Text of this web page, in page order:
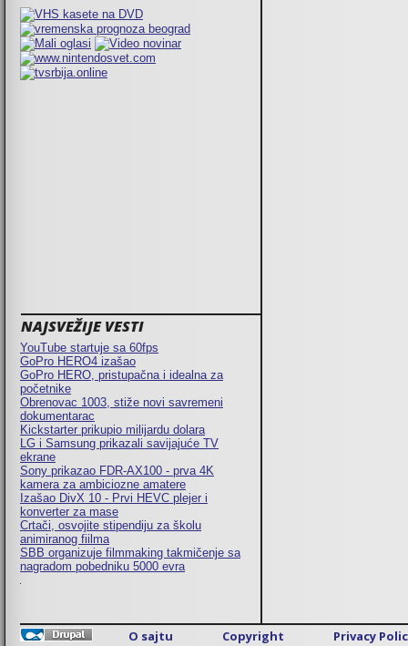
NAJSVEŽIJE VESTI
YouTube startuje sa 60fps
GoPro HERO4 izašao
GoPro HERO, pristupačna i idealna za
početnike
Obrenovac 1003, stiže novi savremeni
dokumentarac
Kickstarter prikupio milijardu dolara
LG i Samsung prikazali savijajuće TV
ekrane
Sony prikazao FDR-AX100 - prva 4K
kamera za ambiciozne amatere
Izašao DivX 10 - Prvi HEVC plejer i
konverter za mase
Crtači, osvojite stipendiju za školu
animiranog fiilma
SBB organizuje filmmaking takmičenje sa
nagradom pobedniku 5000 evra
O sajtu Copyright Privacy